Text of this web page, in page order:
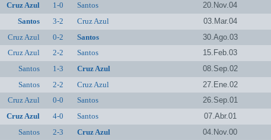
Cruz Azul 1-0 Santos 20.Nov.04
Santos 3-2 Cruz Azul 03.Mar.04
Cruz Azul 0-2 Santos 30.Ago.03
Cruz Azul 2-2 Santos 15.Feb.03
Santos 1-3 Cruz Azul 08.Sep.02
Santos 2-2 Cruz Azul 27.Ene.02
Cruz Azul 0-0 Santos 26.Sep.01
Cruz Azul 4-0 Santos 07.Abr.01
Santos 2-3 Cruz Azul 04.Nov.00